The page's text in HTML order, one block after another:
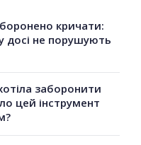
кричати:
досі не порушують
заборонити
цей інструмент